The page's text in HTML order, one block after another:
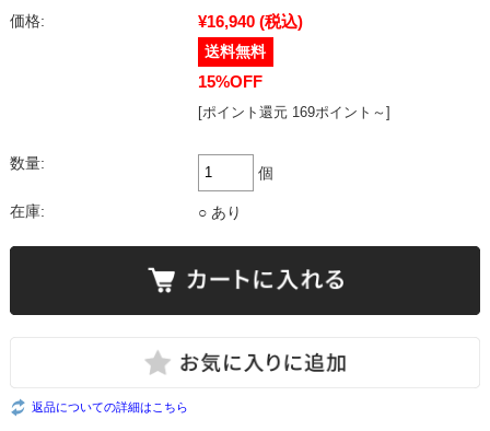
価格:
¥16,940 (税込)
15%OFF
[ポイント還元 169ポイント～]
数量:
個
在庫: ○ あり
返品についての詳細はこちら